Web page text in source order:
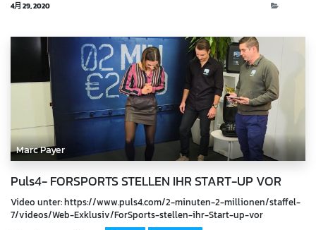
4月 29, 2020
Marc Payer
Puls4- FORSPORTS STELLEN IHR START-UP VOR
Video unter: https://www.puls4.com/2-minuten-2-millionen/staffel-
7/videos/Web-Exklusiv/ForSports-stellen-ihr-Start-up-vor